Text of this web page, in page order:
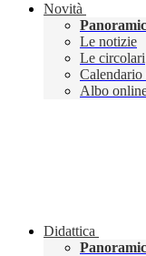
Novità
Le notizie
Le circolari
Calendario
Albo
Didattica